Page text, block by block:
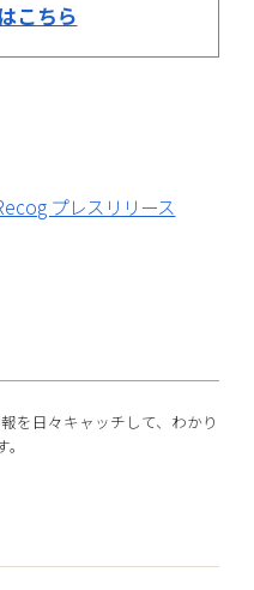
こちら
プレスリリース
を日々キャッチして、わかり